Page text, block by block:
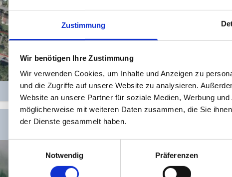
Zustimmung
Wir benötigen Ihre Zustimmung
Wir verwenden Cookies, um Inhalte und Anzeigen zu
und die Zugriffe auf unsere Website zu analysieren.
Website an unsere Partner für soziale Medien, Werbung
möglicherweise mit weiteren Daten zusammen, die Sie
der Dienste gesammelt haben.
Notwendig
Präferenzen
2
Baugrundstück!
Innenstadt, 33602